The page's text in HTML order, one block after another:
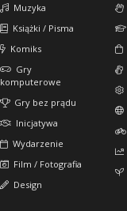
Muzyka
Książki / Pisma
Komiks
Gry
komputerowe
Gry bez prądu
Inicjatywa
Wydarzenie
Film / Fotografia
Design